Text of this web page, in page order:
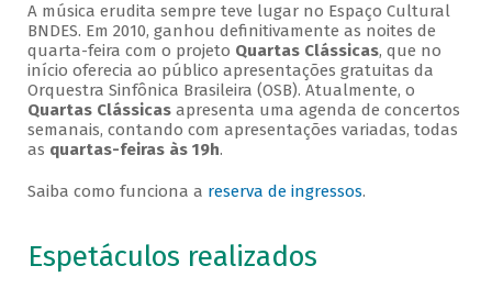
A música erudita sempre teve lugar no Espaço Cultural
BNDES. Em 2010, ganhou definitivamente as noites de
quarta-feira com o projeto Quartas Clássicas, que no
início oferecia ao público apresentações gratuitas da
Orquestra Sinfônica Brasileira (OSB). Atualmente, o
Quartas Clássicasapresenta uma agenda de concertos
semanais, contando com apresentações variadas, todas
as quartas-feiras às 19h.
Saiba como funciona a reserva de ingressos.
Espetáculos realizados